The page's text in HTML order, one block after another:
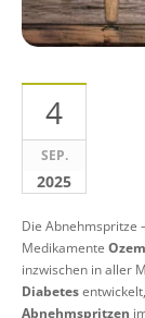
4
SEP.
2025
Die Abnehmspritze
Medikamente
inzwischen in aller
Diabetes
Abnehmspritzen